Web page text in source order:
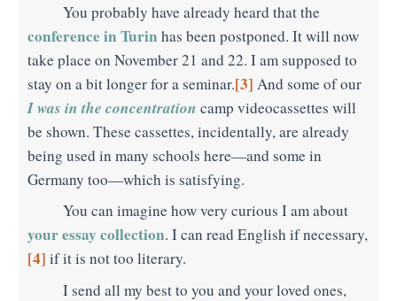
You probably have already heard that the
conference in Turin has been postponed. It will now
take place on November 21 and 22. I am supposed to
stay on a bit longer for a seminar.[3] And some of our
I was in the concentration camp videocassettes will
be shown. These cassettes, incidentally, are already
being used in many schools here—and some in
Germany too—which is satisfying.
You can imagine how very curious I am about
your essay collection. I can read English if necessary,
[4] if it is not too literary.
I send all my best to you and your loved ones,